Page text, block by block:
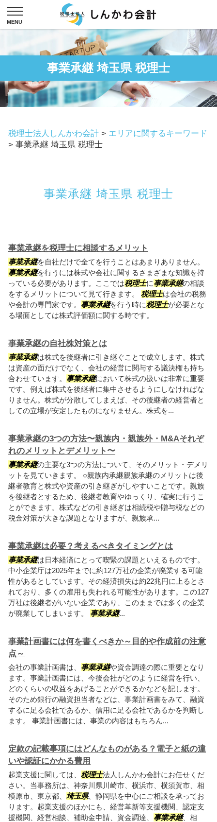
事業承継 埼玉県 税理士
税理士法人しんかわ会計 > エリアに関するキーワード
> 事業承継 埼玉県 税理士
事業承継 埼玉県 税理士
事業承継を税理士に相談するメリット
事業承継を自社だけで全てを行うことはあまりありません。
事業承継を行うには株式や会社に関するさまざまな知識を持
っている必要があります。ここでは税理士に事業承継の相談
をするメリットについて見て行きます。 税理士は会社の税務
や会計の専門家です。 事業承継を行う時に税理士が必要とな
る場面としては株式評価額に関する時です。
事業承継の自社株対策とは
事業承継は株式を後継者に引き継ぐことで成立します。株式
は資産の面だけでなく、会社の経営に関与する議決権も持ち
合わせています。 事業承継において株式の扱いは非常に重要
です。例えば株式を後継者に集中させるようにしなければな
りません。株式が分散してしまえば、その後継者の経営者と
しての立場が安定したものになりません。株式を...
事業承継の3つの方法〜親族内・親族外・M&Aそれぞ
れのメリットとデメリット〜
事業承継の主要な3つの方法について、そのメリット・デメリ
ットを見ていきます。 ○親族内承継親族承継のメリットは後
継者教育と株式や資産の引き継ぎがしやすいことです。親族
を後継者とするため、後継者教育やゆっくり、確実に行うこ
とができます。株式などの引き継ぎは相続税や贈与税などの
税金対策が大きな課題となりますが、親族承...
事業承継は必要？考えるべきタイミングとは
事業承継は日本経済にとって喫緊の課題といえるものです。
中小企業庁は2025年までに約127万社の企業が廃業する可能
性があるとしています。その経済損失は約22兆円に上るとさ
れており、多くの雇用も失われる可能性があります。この127
万社は後継者がいない企業であり、このままでは多くの企業
が廃業してしまいます。 事業承継...
事業計画書には何を書くべきか～目的や作成前の注意
点～
会社の事業計画書は、 事業承継や資金調達の際に重要となり
ます。事業計画書には、今後会社がどのように経営を行い、
どのくらいの収益をあげることができるかなどを記します。
そのため銀行の融資担当者などは、事業計画書をみて、融資
するに足る会社であるか、信用に足る会社であるかを判断し
ます。 事業計画書には、事業の内容はもちろん...
定款の記載事項にはどんなものがある？電子と紙の違
いや認証にかかる費用
起業支援に関しては、 税理士法人しんかわ会計にお任せくだ
さい。当事務所は、神奈川県川崎市、横浜市、横須賀市、相
模原市、東京都、 埼玉県、静岡県を中心にご相談を承ってお
ります。起業支援のほかにも、経営革新等支援機関、認定支
援機関、経営相談、補助金申請、資金調達、 事業承継、相